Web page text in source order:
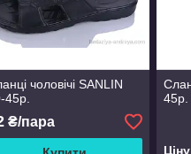
чоловічі SANLIN
45р.
₴/пара
45р.